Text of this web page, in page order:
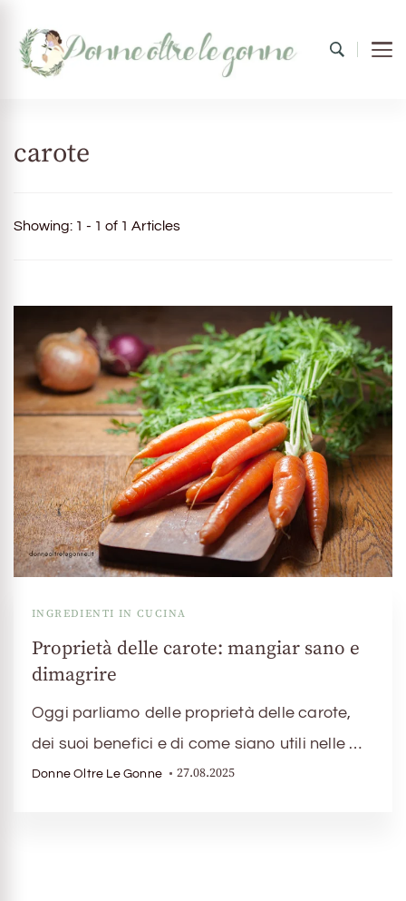
carote
Showing: 1 - 1 of 1 Articles
INGREDIENTI IN CUCINA
Proprietà delle carote: mangiar sano e
dimagrire
Oggi parliamo delle proprietà delle carote,
dei suoi benefici e di come siano utili nelle …
Donne Oltre Le Gonne 27.08.2025